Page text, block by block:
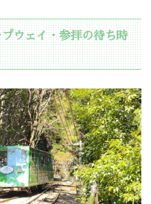
ウェイ・参拝の待ち時